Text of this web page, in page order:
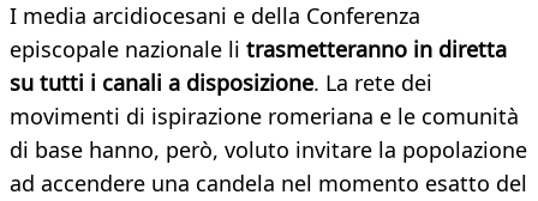
I media arcidiocesani e della Conferenza
episcopale nazionale li trasmetteranno in diretta
su tutti i canali a disposizione. La rete dei
movimenti di ispirazione romeriana e le comunità
di base hanno, però, voluto invitare la popolazione
ad accendere una candela nel momento esatto del